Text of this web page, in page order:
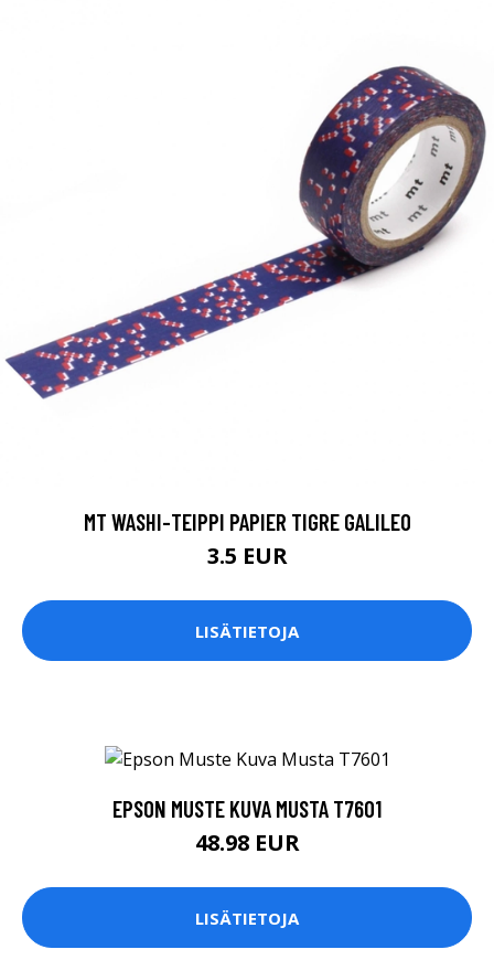
MT WASHI-TEIPPI PAPIER TIGRE GALILEO
3.5 EUR
LISÄTIETOJA
EPSON MUSTE KUVA MUSTA T7601
48.98 EUR
LISÄTIETOJA